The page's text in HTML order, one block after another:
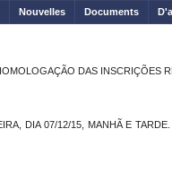
Nouvelles Documents
DAS INSCRIÇÕES
DIA 07/12/15, MANHÃ E